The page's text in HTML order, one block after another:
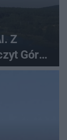
Z
Gór